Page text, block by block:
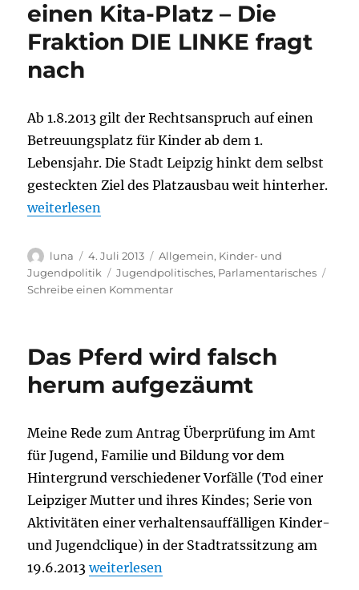
einen Kita-Platz – Die
Fraktion DIE LINKE fragt
nach
Ab 1.8.2013 gilt der Rechtsanspruch auf einen
Betreuungsplatz für Kinder ab dem 1.
Lebensjahr. Die Stadt Leipzig hinkt dem selbst
gesteckten Ziel des Platzausbau weit hinterher.
„Sicherung des Rechtsanspruchs auf einen Kita-
weiterlesen
Autor
luna
Veröffentlicht
am
4. Juli 2013 Kategorien
Allgemein, Kinder- und
Jugendpolitik
Schlagwörter
Jugendpolitisches, Parlamentarisches
Schreibe einen Kommentarzu
auf
Kita-
Die
Fraktion
DIE
fragt
nach
Das Pferd wird falsch
herum aufgezäumt
Meine Rede zum Antrag Überprüfung im Amt
für Jugend, Familie und Bildung vor dem
Hintergrund verschiedener Vorfälle (Tod einer
Leipziger Mutter und ihres Kindes; Serie von
Aktivitäten einer verhaltensauffälligen Kinder-
und Jugendclique) in der Stadtratssitzung am
19.6.2013„Das Pferd wird falsch herum
weiterlesen